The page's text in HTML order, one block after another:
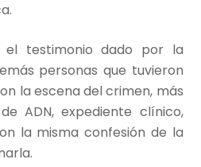
testimonio dado por la
personas que tuvieron
la escena del crimen, más
ADN, expediente clínico,
la misma confesión de la